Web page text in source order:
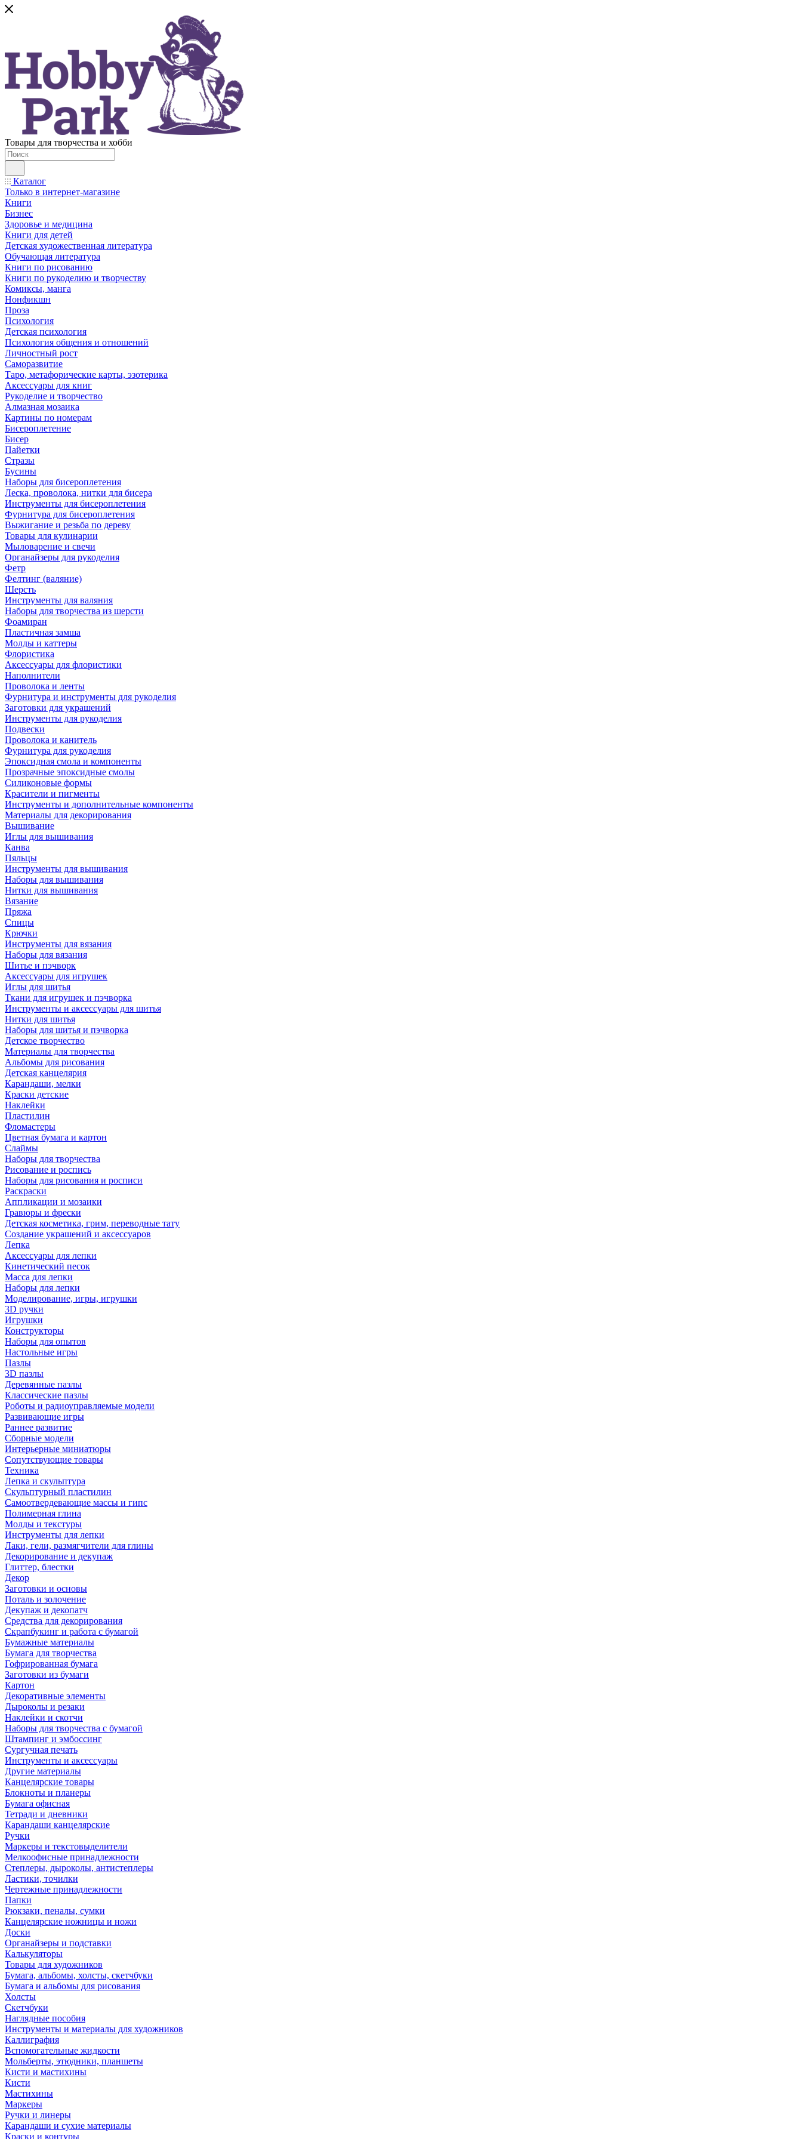
Товары для творчества и хобби
Каталог
Только в интернет-магазине
Книги
Бизнес
Здоровье и медицина
Книги для детей
Детская художественная литература
Обучающая литература
Книги по рисованию
Книги по рукоделию и творчеству
Комиксы, манга
Нонфикшн
Проза
Психология
Детская психология
Психология общения и отношений
Личностный рост
Саморазвитие
Таро, метафорические карты, эзотерика
Аксессуары для книг
Рукоделие и творчество
Алмазная мозаика
Картины по номерам
Бисероплетение
Бисер
Пайетки
Стразы
Бусины
Наборы для бисероплетения
Леска, проволока, нитки для бисера
Инструменты для бисероплетения
Фурнитура для бисероплетения
Выжигание и резьба по дереву
Товары для кулинарии
Мыловарение и свечи
Органайзеры для рукоделия
Фетр
Фелтинг (валяние)
Шерсть
Инструменты для валяния
Наборы для творчества из шерсти
Фоамиран
Пластичная замша
Молды и каттеры
Флористика
Аксессуары для флористики
Наполнители
Проволока и ленты
Фурнитура и инструменты для рукоделия
Заготовки для украшений
Инструменты для рукоделия
Подвески
Проволока и канитель
Фурнитура для рукоделия
Эпоксидная смола и компоненты
Прозрачные эпоксидные смолы
Силиконовые формы
Красители и пигменты
Инструменты и дополнительные компоненты
Материалы для декорирования
Вышивание
Иглы для вышивания
Канва
Пяльцы
Инструменты для вышивания
Наборы для вышивания
Нитки для вышивания
Вязание
Пряжа
Спицы
Крючки
Инструменты для вязания
Наборы для вязания
Шитье и пэчворк
Аксессуары для игрушек
Иглы для шитья
Ткани для игрушек и пэчворка
Инструменты и аксессуары для шитья
Нитки для шитья
Наборы для шитья и пэчворка
Детское творчество
Материалы для творчества
Альбомы для рисования
Детская канцелярия
Карандаши, мелки
Краски детские
Наклейки
Пластилин
Фломастеры
Цветная бумага и картон
Слаймы
Наборы для творчества
Рисование и роспись
Наборы для рисования и росписи
Раскраски
Аппликации и мозаики
Гравюры и фрески
Детская косметика, грим, переводные тату
Создание украшений и аксессуаров
Лепка
Аксессуары для лепки
Кинетический песок
Масса для лепки
Наборы для лепки
Моделирование, игры, игрушки
3D ручки
Игрушки
Конструкторы
Наборы для опытов
Настольные игры
Пазлы
3D пазлы
Деревянные пазлы
Классические пазлы
Роботы и радиоуправляемые модели
Развивающие игры
Раннее развитие
Сборные модели
Интерьерные миниатюры
Сопутствующие товары
Техника
Лепка и скульптура
Скульптурный пластилин
Самоотвердевающие массы и гипс
Полимерная глина
Молды и текстуры
Инструменты для лепки
Лаки, гели, размягчители для глины
Декорирование и декупаж
Глиттер, блестки
Декор
Заготовки и основы
Поталь и золочение
Декупаж и декопатч
Средства для декорирования
Скрапбукинг и работа с бумагой
Бумажные материалы
Бумага для творчества
Гофрированная бумага
Заготовки из бумаги
Картон
Декоративные элементы
Дыроколы и резаки
Наклейки и скотчи
Наборы для творчества с бумагой
Штампинг и эмбоссинг
Сургучная печать
Инструменты и аксессуары
Другие материалы
Канцелярские товары
Блокноты и планеры
Бумага офисная
Тетради и дневники
Карандаши канцелярские
Ручки
Маркеры и текстовыделители
Мелкоофисные принадлежности
Степлеры, дыроколы, антистеплеры
Ластики, точилки
Чертежные принадлежности
Папки
Рюкзаки, пеналы, сумки
Канцелярские ножницы и ножи
Доски
Органайзеры и подставки
Калькуляторы
Товары для художников
Бумага, альбомы, холсты, скетчбуки
Бумага и альбомы для рисования
Холсты
Скетчбуки
Наглядные пособия
Инструменты и материалы для художников
Каллиграфия
Вспомогательные жидкости
Мольберты, этюдники, планшеты
Кисти и мастихины
Кисти
Мастихины
Маркеры
Ручки и линеры
Карандаши и сухие материалы
Краски и контуры